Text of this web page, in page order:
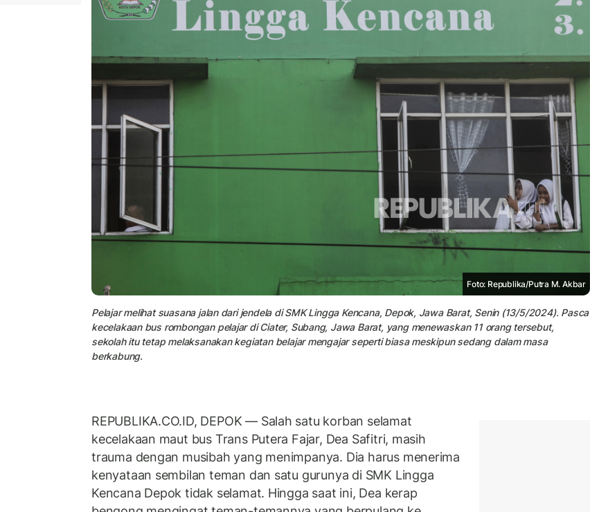
Foto: Republika/Putra M. Akbar
Pelajar melihat suasana jalan dari jendela di SMK Lingga Kencana, Depok, Jawa Barat, Senin (13/5/2024). Pasca
kecelakaan bus rombongan pelajar di Ciater, Subang, Jawa Barat, yang menewaskan 11 orang tersebut,
sekolah itu tetap melaksanakan kegiatan belajar mengajar seperti biasa meskipun sedang dalam masa
berkabung.
REPUBLIKA.CO.ID, DEPOK — Salah satu korban selamat
kecelakaan maut bus Trans Putera Fajar, Dea Safitri, masih
trauma dengan musibah yang menimpanya. Dia harus menerima
kenyataan sembilan teman dan satu gurunya di SMK Lingga
Kencana Depok tidak selamat. Hingga saat ini, Dea kerap